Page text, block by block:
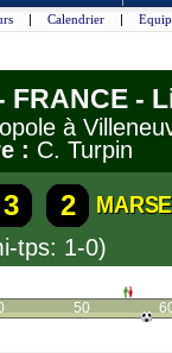
| Calendrier |
FRANCE -
à
: C. Turpin
3 2
tps: 1-0)
50